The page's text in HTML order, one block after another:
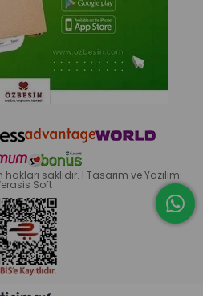
saklıdır. | Tasarım ve Yazılım:
Soft